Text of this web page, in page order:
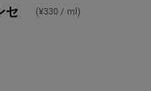
セ (¥330 / ml)